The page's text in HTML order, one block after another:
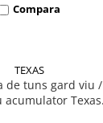
Compara
TEXAS
de tuns gard viu /
acumulator Texas